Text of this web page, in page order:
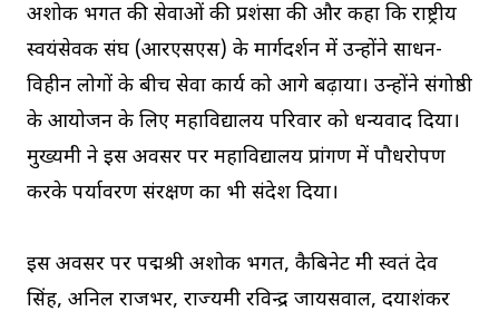
अशोक भगत की सेवाओं की प्रशंसा की और कहा कि राष्ट्रीय
स्वयंसेवक संघ (आरएसएस) के मार्गदर्शन में उन्होंने साधन-
विहीन लोगों के बीच सेवा कार्य को आगे बढ़ाया। उन्होंने संगोष्ठी
के आयोजन के लिए महाविद्यालय परिवार को धन्यवाद दिया।
मुख्यमंत्री ने इस अवसर पर महाविद्यालय प्रांगण में पौधरोपण
करके पर्यावरण संरक्षण का भी संदेश दिया।
इस अवसर पर पद्मश्री अशोक भगत, कैबिनेट मंत्री स्वतंत्र देव
सिंह, अनिल राजभर, राज्यमंत्री रविन्द्र जायसवाल, दयाशंकर